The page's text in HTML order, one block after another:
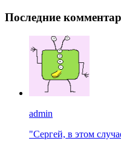
Последние
admin
"Сергей, в этом